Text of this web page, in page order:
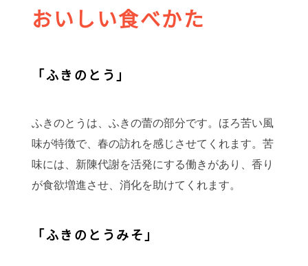
おいしい食べかた
「ふきのとう」
ふきのとうは、ふきの蕾の部分です。ほろ苦い風
味が特徴で、春の訪れを感じさせてくれます。苦
味には、新陳代謝を活発にする働きがあり、香り
が食欲増進させ、消化を助けてくれます。
「ふきのとうみそ」